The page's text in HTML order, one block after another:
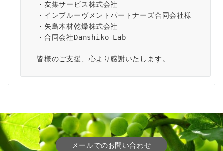
・友集サービス株式会社
・インプルーヴメントパートナーズ合同会社様
・矢島木材乾燥株式会社
・合同会社Danshiko Lab
皆様のご支援、心より感謝いたします。
メールでのお問い合わせ